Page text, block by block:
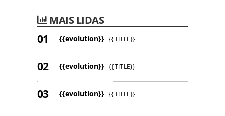
MAIS LIDAS
{{evolution}} {{TITLE}}
{{evolution}} {{TITLE}}
{{evolution}} {{TITLE}}